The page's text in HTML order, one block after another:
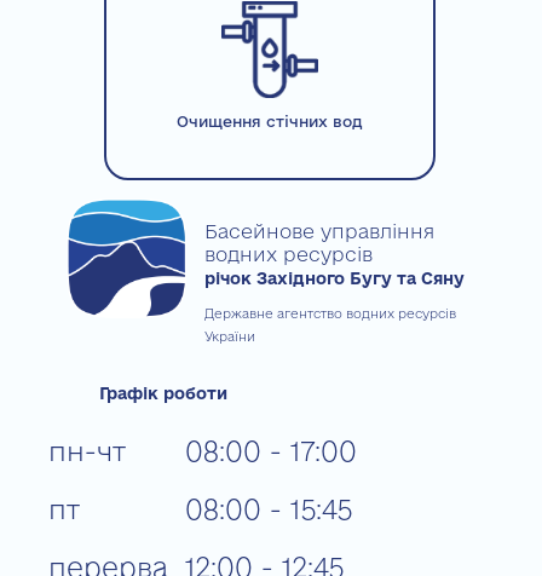
Очищення стічних вод
Басейнове управління
водних ресурсів
річок Західного Бугу та Сяну
Державне агентство водних ресурсів
України
Графік роботи
пн-чт
пт
перерва
08:00 - 17:00
08:00 - 15:45
12:00 - 12:45